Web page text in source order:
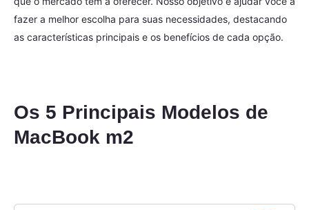
fazer a melhor escolha para suas necessidades, destacando
as características principais e os benefícios de cada opção.
Os 5 Principais Modelos de
MacBook m2